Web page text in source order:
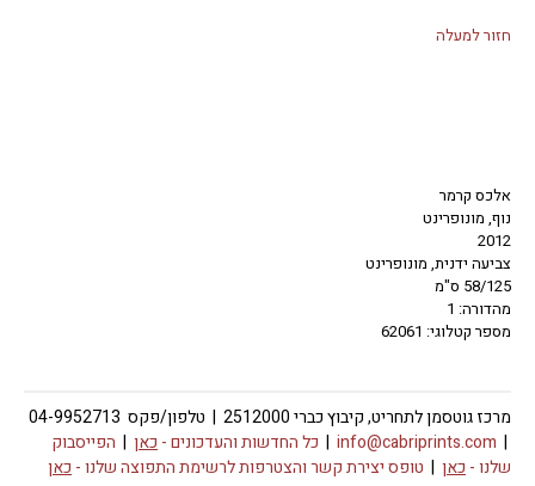
חזור למעלה
אלכס קרמר
נוף, מונופרינט
2012
צביעה ידנית, מונופרינט
58/125 ס"מ
מהדורה: 1
מספר קטלוגי: 62061
מרכז גוטסמן לתחריט, קיבוץ כברי 2512000 | טלפון/פקס 04-9952713
|
info@cabriprints.com
| כל החדשות והעדכונים - כאן | הפייסבוק
שלנו - כאן | טופס יצירת קשר והצטרפות לרשימת התפוצה שלנו - כאן